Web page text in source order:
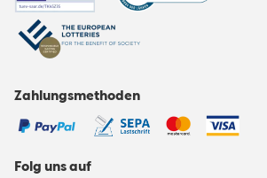
Zahlungsmethoden
Folg uns auf